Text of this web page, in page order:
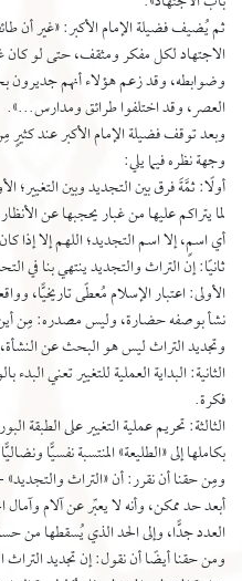
ثم يُضيف فضيلة الإمام الأكبر: «غير أن
الاجتهاد لكل مفكر ومثقف، حتى لو
وضوابطه، وقد زعم هؤلاء أنهم جديرون
العصر، وقد اختلفوا طرائق ومدارس...».
وبعد توقف فضيلة الإمام الأكبر عند
وجهة نظره فيما يلي:
أولًا: ثمَّةَ فرق بين التجديد وبين
لما يتراكم عليها من غبار يحجبها عن
أي اسمٍ، إلا اسم التجديد؛ اللهم إلا إذا
ثانيًا: إن التراث والتجديد ينتهي بنا في
الأولى: اعتبار الإسلام مُعطًى تاريخيًّا،
نشأ بوصفه حضارة، وليس مصدره: مِن أين
وتجديد التراث ليس هو البحث عن
الثانية: البداية العملية للتغيير تعني
فكرة.
الثالثة: تحريم عملية التغيير على الطبقة
بكاملها إلى «الطليعة» المنتسبة نفسيًّا
ومِن حقنا أن نقرر: أن «التراث
أبعد حد ممكن، وأنه لا يعبِّر عن آلام وآمال
العدد جدًّا، وإلى الحد الذي يُسقطها من
ومن حقنا أيضًا أن نقول: إن تجديد التراث